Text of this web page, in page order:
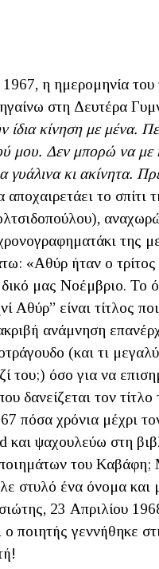
η ημερομηνία του
στη Δευτέρα
κίνηση με μένα.
μου. Δεν μπορώ να
γυάλινα κι ακίνητα.
το σπίτι
της
«Αθύρ ήταν ο
δικό μας Νοέμβριο.
Αθύρ” είναι τίτλος
ανάμνηση
(και τι
του;) όσο για να
δανείζεται τον
πόσα χρόνια μέχρι
ψαχουλεύω στη
του Καβάφη;
στυλό ένα όνομα και
23 Απριλίου
ο ποιητής γεννήθηκε